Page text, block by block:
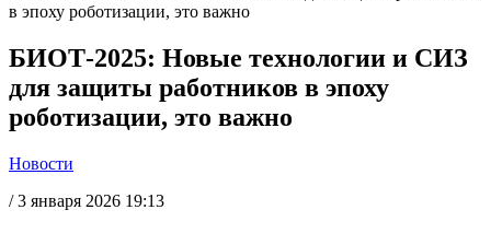
в эпоху роботизации, это важно
БИОТ-2025: Новые технологии и СИЗ
для защиты работников в эпоху
роботизации, это важно
Новости
/ 3 января 2026 19:13